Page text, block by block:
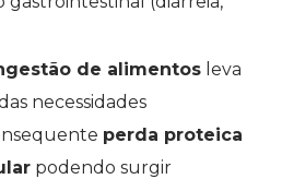
de alimentosleva
necessidades
perda proteica
podendo surgir